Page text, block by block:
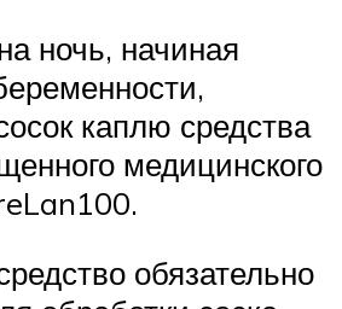
ночь, начиная
каплю средства
медицинского
обязательно